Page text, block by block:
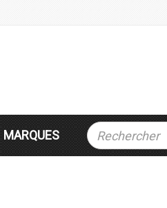
MARQUES